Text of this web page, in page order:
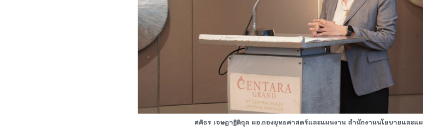
ศศิธร เจษฎาฐิติกุล ผอ.กองยุทธศาสตร์และแผนงาน สำนักงานนโยบายและแ